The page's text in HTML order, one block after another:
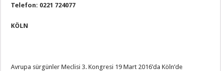
Telefon: 0221 724077
KÖLN
Avrupa sürgünler Meclisi 3. Kongresi 19 Mart 2016’da Köln’de